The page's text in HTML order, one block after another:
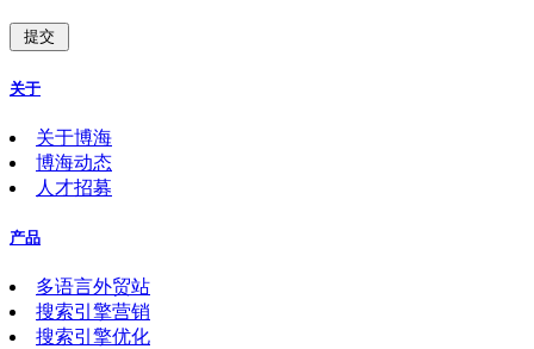
关于
关于博海
博海动态
人才招募
产品
多语言外贸站
搜索引擎营销
搜索引擎优化